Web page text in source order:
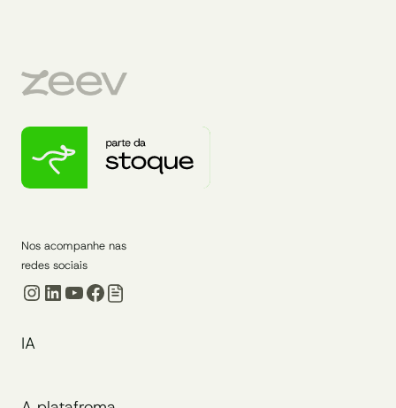
Nos acompanhe nas
redes sociais
Instagram
LinkedIn
Youtube
Facebook
IA